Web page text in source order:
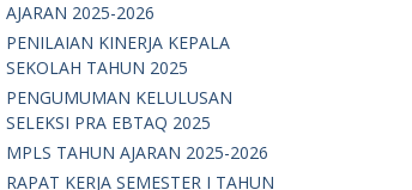
AJARAN 2025-2026
PENILAIAN KINERJA KEPALA
SEKOLAH TAHUN 2025
PENGUMUMAN KELULUSAN
SELEKSI PRA EBTAQ 2025
MPLS TAHUN AJARAN 2025-2026
RAPAT KERJA SEMESTER I TAHUN